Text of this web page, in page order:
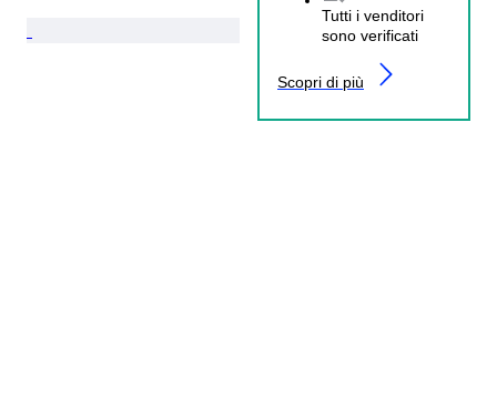
Tutti i venditori
sono verificati
Scopri di più